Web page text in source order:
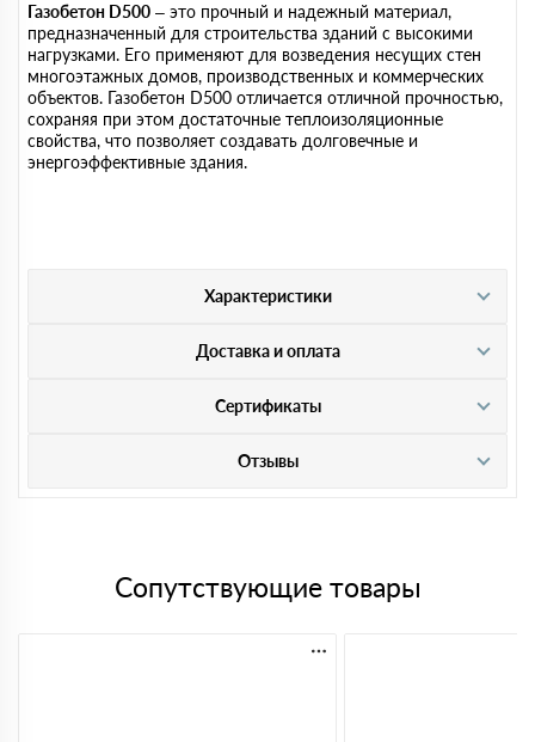
Газобетон D500 – это прочный и надежный материал,
предназначенный для строительства зданий с высокими
нагрузками. Его применяют для возведения несущих стен
многоэтажных домов, производственных и коммерческих
объектов. Газобетон D500 отличается отличной прочностью,
сохраняя при этом достаточные теплоизоляционные
свойства, что позволяет создавать долговечные и
энергоэффективные здания.
Характеристики
Доставка и оплата
Сертификаты
Отзывы
Сопутствующие товары